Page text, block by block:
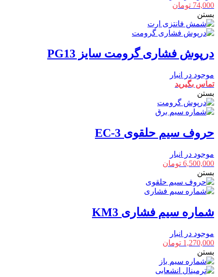
74,000 تومان
بستن
درپوش فشاری گرومت سایز PG13
موجود در انبار
تماس بگیرید
بستن
حروف سیم حلقوی EC-3
موجود در انبار
6,500,000 تومان
بستن
شماره سیم فشاری KM3
موجود در انبار
1,270,000 تومان
بستن